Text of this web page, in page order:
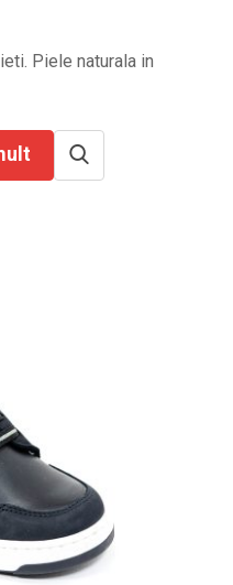
Piele naturala in